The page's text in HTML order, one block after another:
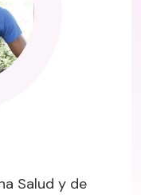
Salud y de